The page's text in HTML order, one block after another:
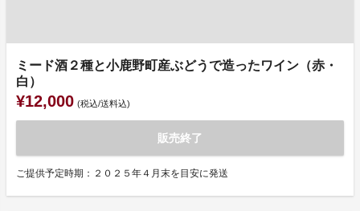
ミード酒２種と小鹿野町産ぶどうで造ったワイン（赤・
白）
¥12,000 (税込/送料込)
販売終了
ご提供予定時期：２０２５年４月末を目安に発送